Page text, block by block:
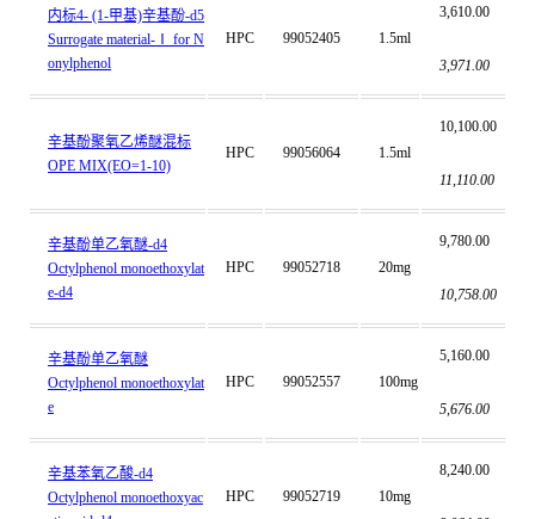
内标4- (1-甲基)辛基酚-d5
Surrogate material-Ⅰ for N
onylphenol
HPC 99052405 1.5ml
3,610.00
3,971.00
辛基酚聚氧乙烯醚混标
OPE MIX(EO=1-10)
HPC 99056064 1.5ml
10,100.00
11,110.00
辛基酚单乙氧醚-d4
Octylphenol monoethoxylat
e-d4
HPC 99052718 20mg
9,780.00
10,758.00
辛基酚单乙氧醚
Octylphenol monoethoxylat
e
HPC 99052557 100mg
5,160.00
5,676.00
辛基苯氧乙酸-d4
Octylphenol monoethoxyac
HPC 99052719 10mg
8,240.00